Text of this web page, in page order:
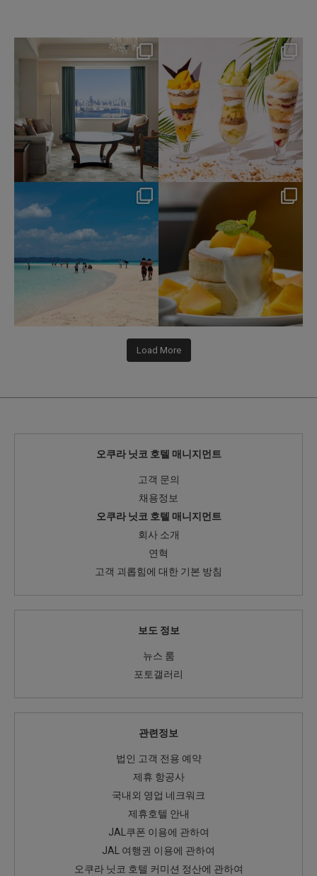
nikko_hotels
Aug 7
nikko_hotels
Aug 4
188 1
nikko_hotels
176 1
Load More
오쿠라 닛코 호텔 매니지먼트
고객 문의
채용정보
오쿠라 닛코 호텔 매니지먼트
회사 소개
연혁
고객 괴롭힘에 대한 기본 방침
보도 정보
뉴스 룸
포토갤러리
관련정보
법인 고객 전용 예약
제휴 항공사
국내외 영업 네크워크
제휴호텔 안내
JAL쿠폰 이용에 관하여
JAL 여행권 이용에 관하여
오쿠라 닛코 호텔 커미션 정산에 관하여